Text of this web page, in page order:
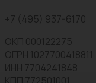
+7 (495) 937-6170
ОКП 000122275
ОГРН 1027700418811
ИНН 7704241848